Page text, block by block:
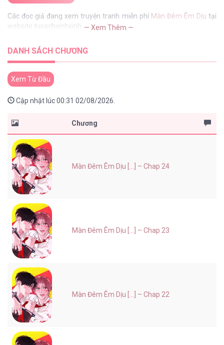
Các đọc giả đang xem truyện tranh miễn phí Màn Đêm Êm Dịu tại
website tusachxinhxinh — Xem Thêm —
DANH SÁCH CHƯƠNG
Xem Từ Đầu
Cập nhật lúc 00:31 02/08/2026.
Chương
Màn Đêm Êm Dịu [...] – Chap 24
Màn Đêm Êm Dịu [...] – Chap 23
Màn Đêm Êm Dịu [...] – Chap 22